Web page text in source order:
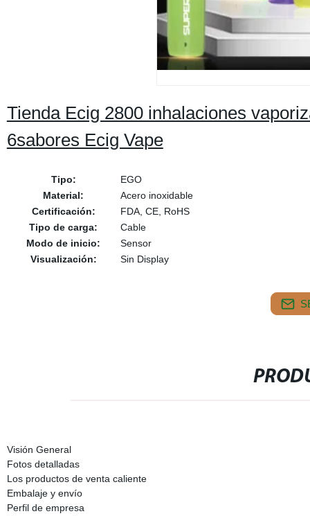
Tienda Ecig 2800 inhalaciones
6sabores Ecig Vape
Tipo:
EGO
Material:
Acero inoxidable
Certificación:
FDA, CE, RoHS
Tipo de carga:
Cable
Modo de inicio:
Sensor
Visualización:
Sin Display
Visión General
Fotos detalladas
Los productos de venta caliente
Embalaje y envío
Perfil de empresa